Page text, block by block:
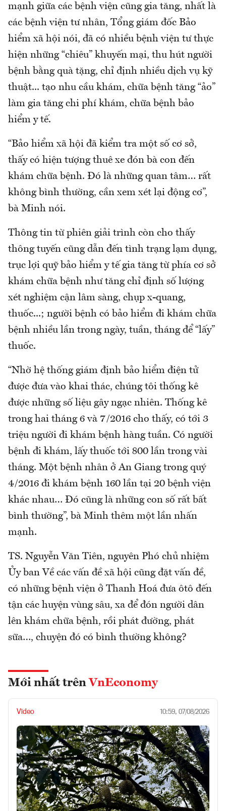
mạnh giữa các bệnh viện cũng gia tăng, nhất là
các bệnh viện tư nhân, Tổng giám đốc Bảo
hiểm xã hội nói, đã có nhiều bệnh viện tư thực
hiện những “chiêu” khuyến mại, thu hút người
bệnh bằng quà tặng, chỉ định nhiều dịch vụ kỹ
thuật... tạo nhu cầu khám, chữa bệnh tăng “ảo”
làm gia tăng chi phí khám, chữa bệnh bảo
hiểm y tế.
“Bảo hiểm xã hội đã kiểm tra một số cơ sở,
thấy có hiện tượng thuê xe đón bà con đến
khám chữa bệnh. Đó là những quan tâm… rất
không bình thường, cần xem xét lại động cơ”,
bà Minh nói.
Thông tin từ phiên giải trình còn cho thấy
thông tuyến cũng dẫn đến tình trạng lạm dụng,
trục lợi quỹ bảo hiểm y tế gia tăng từ phía cơ sở
khám chữa bệnh như tăng chỉ định số lượng
xét nghiệm cận lâm sàng, chụp x-quang,
thuốc...; người bệnh có bảo hiểm đi khám chữa
bệnh nhiều lần trong ngày, tuần, tháng để “lấy”
thuốc.
“Nhờ hệ thống giám định bảo hiểm điện tử
được đưa vào khai thác, chúng tôi thống kê
được những số liệu gây ngạc nhiên. Thống kê
trong hai tháng 6 và 7/2016 cho thấy, có tới 3
triệu người đi khám bệnh hàng tuần. Có người
bệnh đi khám, lấy thuốc tới 800 lần trong vài
tháng. Một bệnh nhân ở An Giang trong quý
4/2016 đi khám bệnh 160 lần tại 20 bệnh viện
khác nhau… Đó cũng là những con số rất bất
bình thường”, bà Minh thêm một lần nhấn
mạnh.
TS. Nguyễn Văn Tiên, nguyên Phó chủ nhiệm
Ủy ban Về các vấn đề xã hội cũng đặt vấn đề,
có những bệnh viện ở Thanh Hoá đưa ôtô đến
tận các huyện vùng sâu, xa để đón người dân
lên khám chữa bệnh, rồi phát đường, phát
sữa…, chuyện đó có bình thường không?
Mới nhất trên VnEconomy
Video 10:59, 07/08/2026